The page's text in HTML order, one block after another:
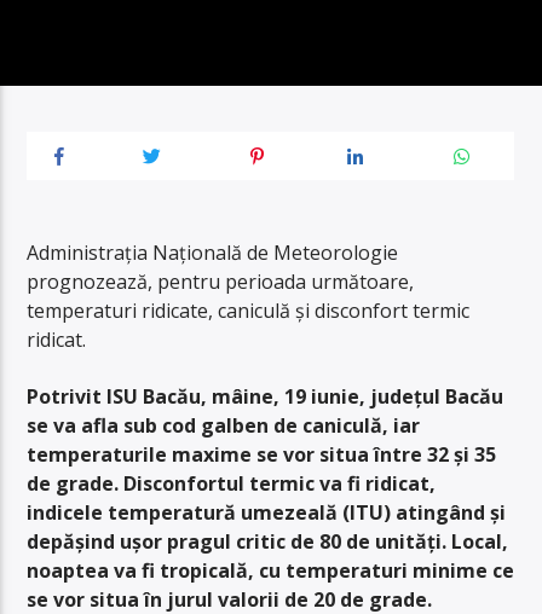
Administrația Națională de Meteorologie
prognozează, pentru perioada următoare,
temperaturi ridicate, caniculă și disconfort termic
ridicat.
Potrivit ISU Bacău, mâine, 19 iunie, județul Bacău
se va afla sub cod galben de caniculă, iar
temperaturile maxime se vor situa între 32 și 35
de grade. Disconfortul termic va fi ridicat,
indicele temperatură umezeală (ITU) atingând și
depășind ușor pragul critic de 80 de unități. Local,
noaptea va fi tropicală, cu temperaturi minime ce
se vor situa în jurul valorii de 20 de grade.